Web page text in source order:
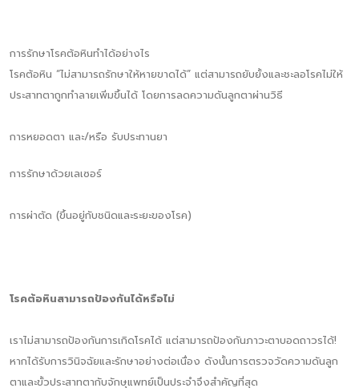
การรักษาโรคต้อหินทำได้อย่างไร
โรคต้อหิน “ไม่สามารถรักษาให้หายขาดได้” แต่สามารถยับยั้งและชะลอโรคไม่ให้
ประสาทตาถูกทำลายเพิ่มขึ้นได้ โดยการลดความดันลูกตาผ่านวิธี
การหยอดตา และ/หรือ รับประทานยา
การรักษาด้วยเลเซอร์
การผ่าตัด (ขึ้นอยู่กับชนิดและระยะของโรค)
โรคต้อหินสามารถป้องกันได้หรือไม่
เราไม่สามารถป้องกันการเกิดโรคได้ แต่สามารถป้องกันภาวะตาบอดถาวรได้!
หากได้รับการวินิจฉัยและรักษาอย่างต่อเนื่อง ดังนั้นการตรวจวัดความดันลูก
ตาและขั้วประสาทตากับจักษุแพทย์เป็นประจำจึงสำคัญที่สุด